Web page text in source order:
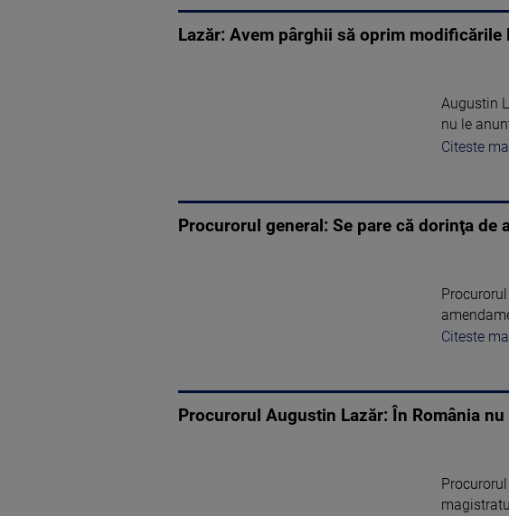
Lazăr: Avem pârghii să oprim
Augustin
nu le
Citeste
Procurorul general: Se pare că dorinţa
Citeste
Procurorul Augustin Lazăr: În România